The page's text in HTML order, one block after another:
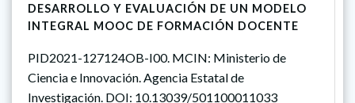
DESARROLLO Y EVALUACIÓN DE UN MODELO
INTEGRAL MOOC DE FORMACIÓN DOCENTE
PID2021-127124OB-I00. MCIN: Ministerio de
Ciencia e Innovación. Agencia Estatal de
Investigación. DOI: 10.13039/501100011033